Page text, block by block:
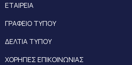
ΕΤΑΙΡΕΙΑ
ΓΡΑΦΕΙΟ ΤΥΠΟΥ
ΔΕΛΤΙΑ ΤΥΠΟΥ
ΧΟΡΗΓΙΕΣ ΕΠΙΚΟΙΝΩΝΙΑΣ